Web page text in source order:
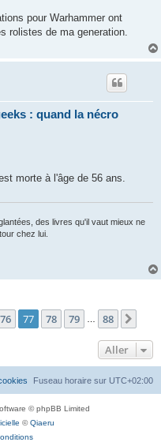
pour Warhammer ont
rolistes de ma generation.
: quand la nécro
morte à l'âge de 56 ans.
des livres qu'il vaut mieux ne
chez lui.
76 77 78 79 88
Aller
Fuseau horaire sur UTC+02:00
© phpBB Limited
©Qiaeru